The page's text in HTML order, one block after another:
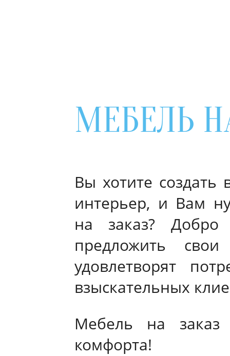
МЕБЕЛЬ
Вы хотите
интерьер, и Вам
на заказ?
предложить
удовлетворят
взыскательных
Мебель на
комфорта!